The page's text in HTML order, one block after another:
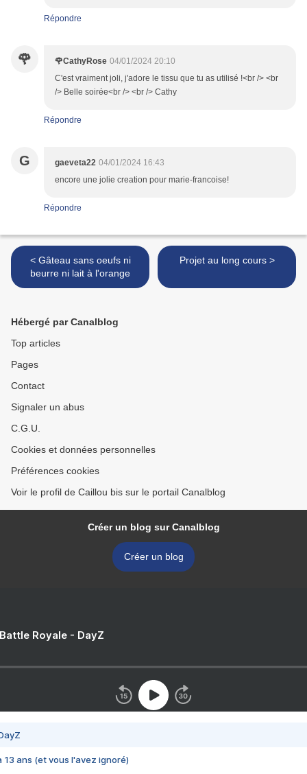
Répondre
🌹 🌹CathyRose 04/01/2024 20:10
C'est vraiment joli, j'adore le tissu que tu as utilisé !<br /> <br
/> Belle soirée<br /> <br /> Cathy
Répondre
G gaeveta22 04/01/2024 16:43
encore une jolie creation pour marie-francoise!
Répondre
< Gâteau sans oeufs ni
beurre ni lait à l'orange
Projet au long cours >
Hébergé par Canalblog
Top articles
Pages
Contact
Signaler un abus
C.G.U.
Cookies et données personnelles
Préférences cookies
Voir le profil de Caillou bis sur le portail Canalblog
Créer un blog sur Canalblog
Créer un blog
Royale - DayZ
13 ans (et vous l'avez ignoré)